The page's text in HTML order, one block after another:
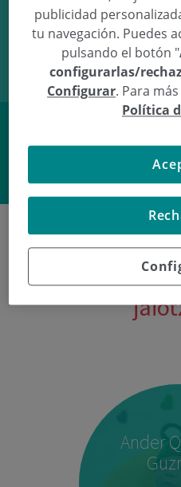
20/02/20 13:00
Facebook
Poliklinika
Ander
publicidad
tu navegación. Puedes
pulsando el botón "
configurarlas/
Configurar. Para
Política